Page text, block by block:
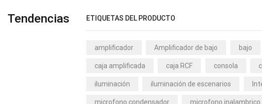
Tendencias ETIQUETAS DEL PRODUCTO
amplificador Amplificador de bajo bajo
caja amplificada caja RCF consola
iluminación iluminación de escenarios
microfono condensador microfono inalambrico